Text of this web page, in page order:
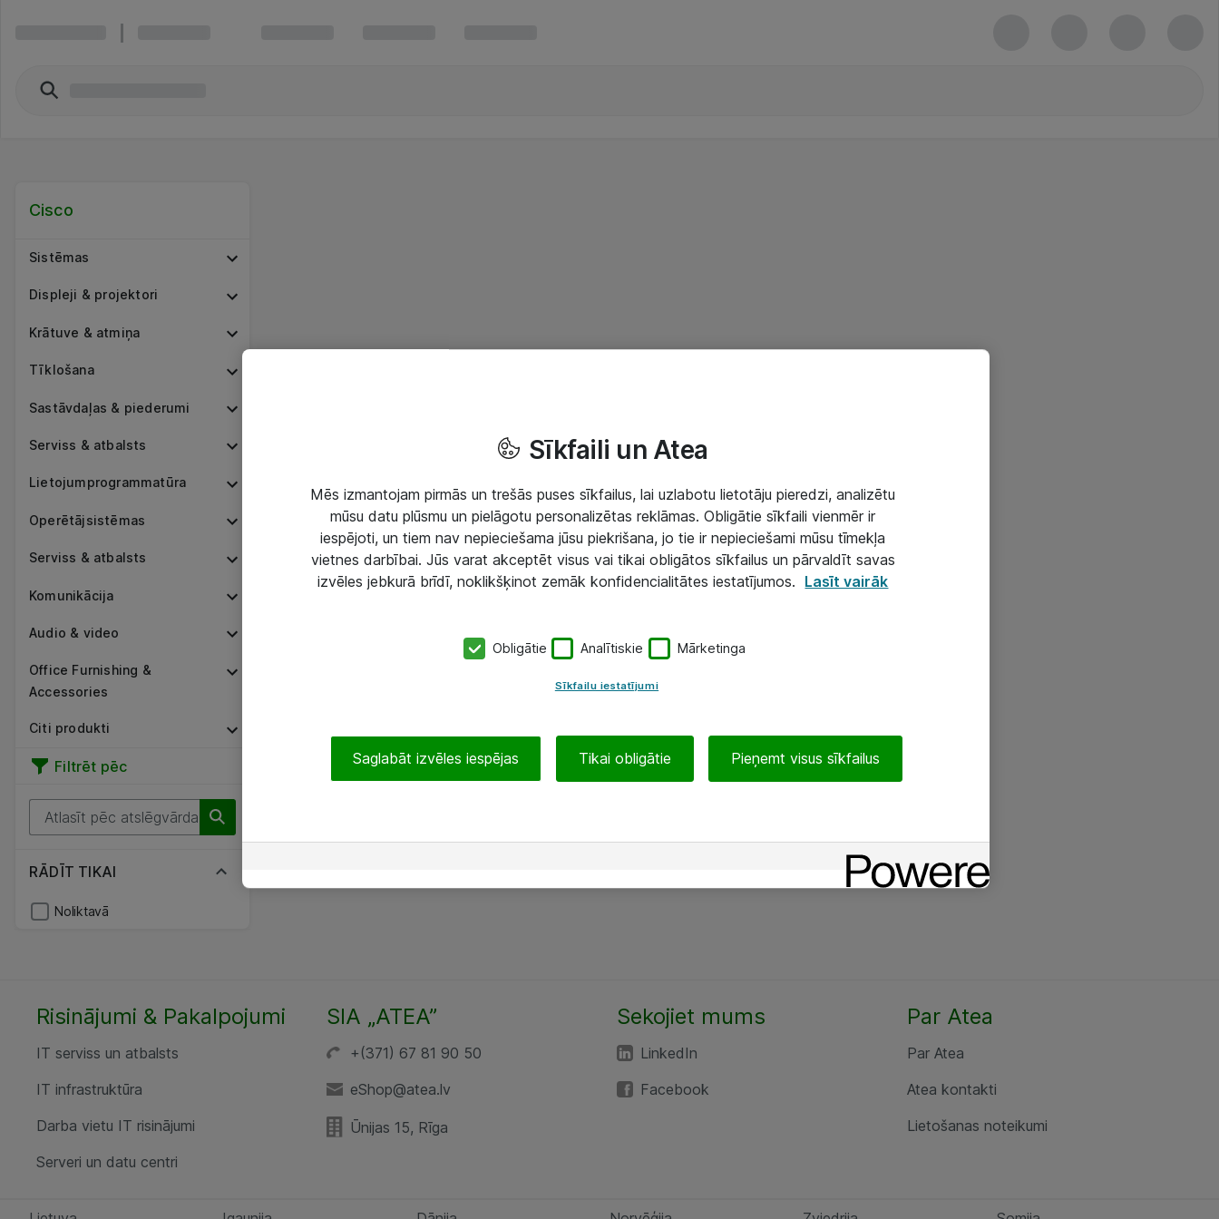
Cisco
Sistēmas
Displeji & projektori
Krātuve & atmiņa
Tīklošana
Sastāvdaļas & piederumi
Serviss & atbalsts
Lietojumprogrammatūra
Operētājsistēmas
Serviss & atbalsts
Komunikācija
Audio & video
Office Furnishing &
Accessories
Citi produkti
Filtrēt pēc
RĀDĪT TIKAI
Noliktavā
Risinājumi & Pakalpojumi
IT serviss un atbalsts
IT infrastruktūra
Darba vietu IT risinājumi
Serveri un datu centri
SIA „ATEA”
+(371) 67 81 90 50
eShop@atea.lv
Ūnijas 15, Rīga
Sekojiet mums
LinkedIn
Facebook
Par Atea
Par Atea
Atea kontakti
Lietošanas noteikumi
Sīkfaili un Atea
Mēs izmantojam pirmās un trešās puses sīkfailus, lai uzlabotu lietotāju pieredzi, analizētu
mūsu datu plūsmu un pielāgotu personalizētas reklāmas. Obligātie sīkfaili vienmēr ir
iespējoti, un tiem nav nepieciešama jūsu piekrišana, jo tie ir nepieciešami mūsu tīmekļa
vietnes darbībai. Jūs varat akceptēt visus vai tikai obligātos sīkfailus un pārvaldīt savas
izvēles jebkurā brīdī, noklikšķinot zemāk konfidencialitātes iestatījumos. Lasīt vairāk
Obligātie Analītiskie Mārketinga
Sīkfailu iestatījumi
Saglabāt izvēles iespējas Tikai obligātie Pieņemt visus sīkfailus